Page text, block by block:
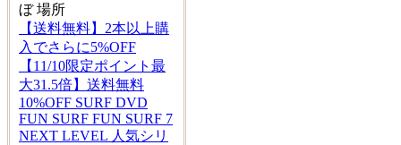
ぼ 場所
【送料無料】2本以上購
入でさらに5%OFF
【11/10限定ポイント最
大31.5倍】送料無料
10%OFF SURF DVD
FUN SURF FUN SURF 7
NEXT LEVEL 人気シリ